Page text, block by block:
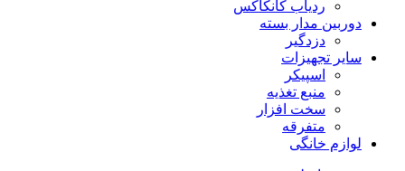
ردیاب کانکاکس
دوربین مدار بسته
دزدگیر
سایر تجهیزات
اسپیکر
منبع تغذیه
سخت افزار
متفرقه
لوازم خانگی